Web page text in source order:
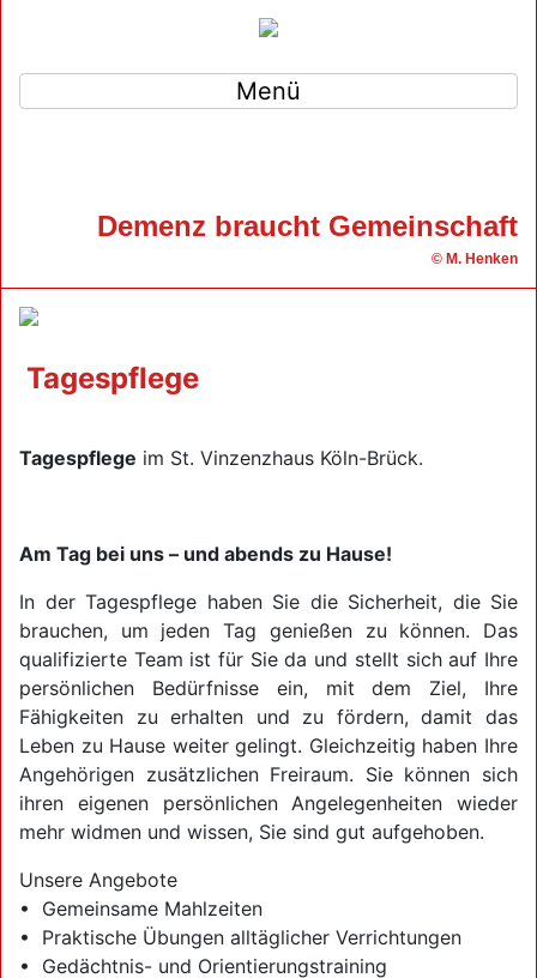
Menü
Demenz braucht Gemeinschaft
© M. Henken
Tagespflege
Tagespflege im St. Vinzenzhaus Köln-Brück.
Am Tag bei uns – und abends zu Hause!
In der Tagespflege haben Sie die Sicherheit, die Sie
brauchen, um jeden Tag genießen zu können. Das
qualifizierte Team ist für Sie da und stellt sich auf Ihre
persönlichen Bedürfnisse ein, mit dem Ziel, Ihre
Fähigkeiten zu erhalten und zu fördern, damit das
Leben zu Hause weiter gelingt. Gleichzeitig haben Ihre
Angehörigen zusätzlichen Freiraum. Sie können sich
ihren eigenen persönlichen Angelegenheiten wieder
mehr widmen und wissen, Sie sind gut aufgehoben.
Unsere Angebote
• Gemeinsame Mahlzeiten
• Praktische Übungen alltäglicher Verrichtungen
• Gedächtnis- und Orientierungstraining